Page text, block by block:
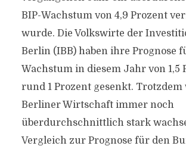
BIP-Wachstum von 4,9 Prozent
wurde. Die Volkswirte der
Berlin (IBB) haben ihre Prognose
Wachstum in diesem Jahr von 1,5
rund 1 Prozent gesenkt. Trotzdem
Berliner Wirtschaft immer noch
überdurchschnittlich stark
Vergleich zur Prognose für den